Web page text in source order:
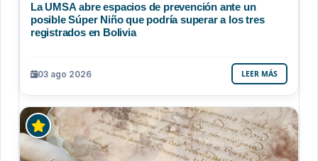
La UMSA abre espacios de prevención ante un
posible Súper Niño que podría superar a los tres
registrados en Bolivia
03 ago 2026 LEER MÁS